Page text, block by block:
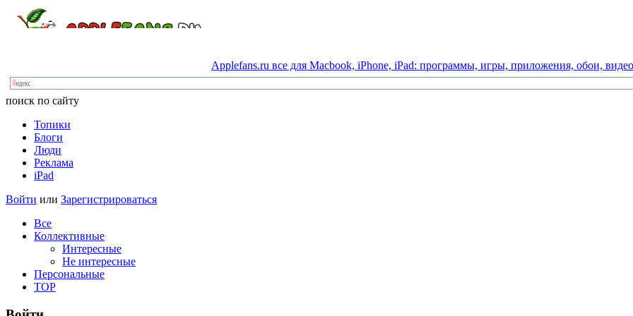
Applefans.ru все для Macbook, iPhone, iPad: программы, игры, приложения, обои, видео
поиск по сайту
Топики
Блоги
Люди
Реклама
iPad
Войти или Зарегистрироваться
Все
Коллективные
Интересные
Не интересные
Персональные
TOP